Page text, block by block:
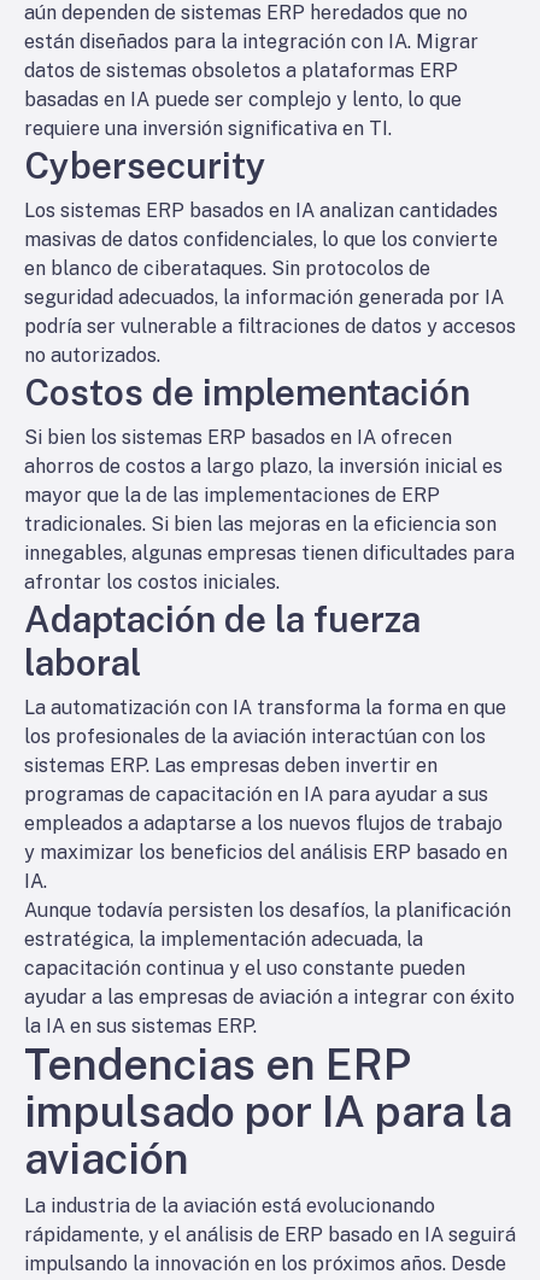
aún dependen de sistemas ERP heredados que no
están diseñados para la integración con IA. Migrar
datos de sistemas obsoletos a plataformas ERP
basadas en IA puede ser complejo y lento, lo que
requiere una inversión significativa en TI.
Cybersecurity
Los sistemas ERP basados en IA analizan cantidades
masivas de datos confidenciales, lo que los convierte
en blanco de ciberataques. Sin protocolos de
seguridad adecuados, la información generada por IA
podría ser vulnerable a filtraciones de datos y accesos
no autorizados.
Costos de implementación
Si bien los sistemas ERP basados en IA ofrecen
ahorros de costos a largo plazo, la inversión inicial es
mayor que la de las implementaciones de ERP
tradicionales. Si bien las mejoras en la eficiencia son
innegables, algunas empresas tienen dificultades para
afrontar los costos iniciales.
Adaptación de la fuerza
laboral
La automatización con IA transforma la forma en que
los profesionales de la aviación interactúan con los
sistemas ERP. Las empresas deben invertir en
programas de capacitación en IA para ayudar a sus
empleados a adaptarse a los nuevos flujos de trabajo
y maximizar los beneficios del análisis ERP basado en
IA.
Aunque todavía persisten los desafíos, la planificación
estratégica, la implementación adecuada, la
capacitación continua y el uso constante pueden
ayudar a las empresas de aviación a integrar con éxito
la IA en sus sistemas ERP.
Tendencias en ERP
impulsado por IA para la
aviación
La industria de la aviación está evolucionando
rápidamente, y el análisis de ERP basado en IA seguirá
impulsando la innovación en los próximos años. Desde